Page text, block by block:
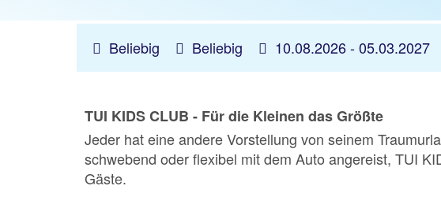
Beliebig Beliebig 10.08.2026 -05.03.2027
TUI KIDS CLUB - Für die Kleinen das Größte
Jeder hat eine andere Vorstellung von seinem
schwebend oder flexibel mit dem Auto angereist, TUI
Gäste.